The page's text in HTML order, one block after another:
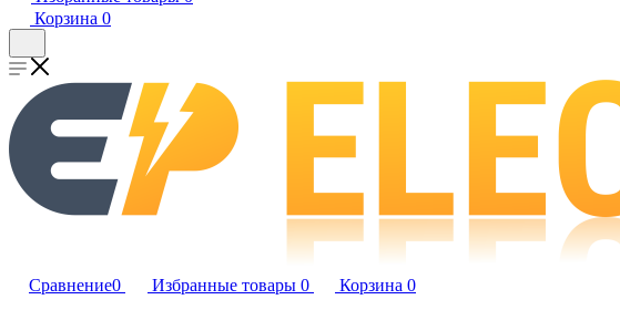
Корзина 0
Сравнение0 Избранные товары 0 Корзина 0